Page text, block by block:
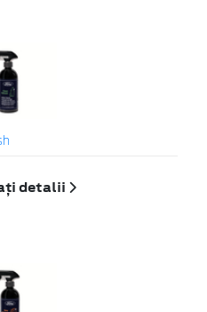
detalii